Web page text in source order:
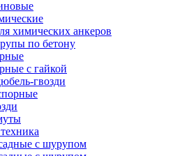
химических анкеров
по бетону
с гайкой
гвозди
с шурупом